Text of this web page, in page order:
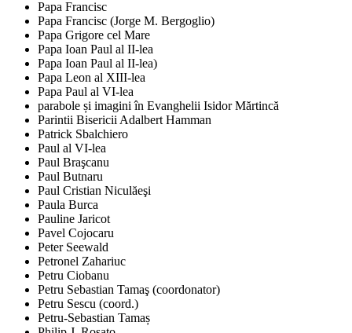
Papa Francisc
Papa Francisc (Jorge M. Bergoglio)
Papa Grigore cel Mare
Papa Ioan Paul al II-lea
Papa Ioan Paul al II-lea)
Papa Leon al XIII-lea
Papa Paul al VI-lea
parabole și imagini în Evanghelii Isidor Mărtincă
Parintii Bisericii Adalbert Hamman
Patrick Sbalchiero
Paul al VI-lea
Paul Braşcanu
Paul Butnaru
Paul Cristian Niculăeşi
Paula Burca
Pauline Jaricot
Pavel Cojocaru
Peter Seewald
Petronel Zahariuc
Petru Ciobanu
Petru Sebastian Tamaş (coordonator)
Petru Sescu (coord.)
Petru-Sebastian Tamaș